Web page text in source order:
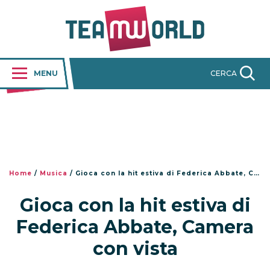
MENU CERCA
Home / Musica / Gioca con la hit estiva di Federica Abbate, Camera con vista
Gioca con la hit estiva di
Federica Abbate, Camera
con vista